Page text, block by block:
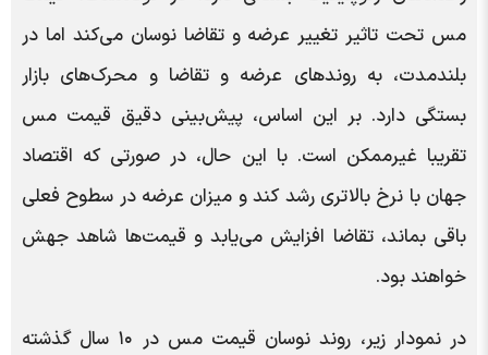
مس تحت تاثیر تغییر عرضه و تقاضا نوسان می‌کند اما در
بلندمدت، به روندهای عرضه و تقاضا و محرک‌های بازار
بستگی دارد. بر این اساس، پیش‌بینی دقیق قیمت مس
تقریبا غیرممکن است. با این حال، در صورتی که اقتصاد
جهان با نرخ بالاتری رشد کند و میزان عرضه در سطوح فعلی
باقی بماند، تقاضا افزایش می‌یابد و قیمت‌ها شاهد جهش
خواهند بود.
در نمودار زیر، روند نوسان قیمت مس در ۱۰ سال گذشته